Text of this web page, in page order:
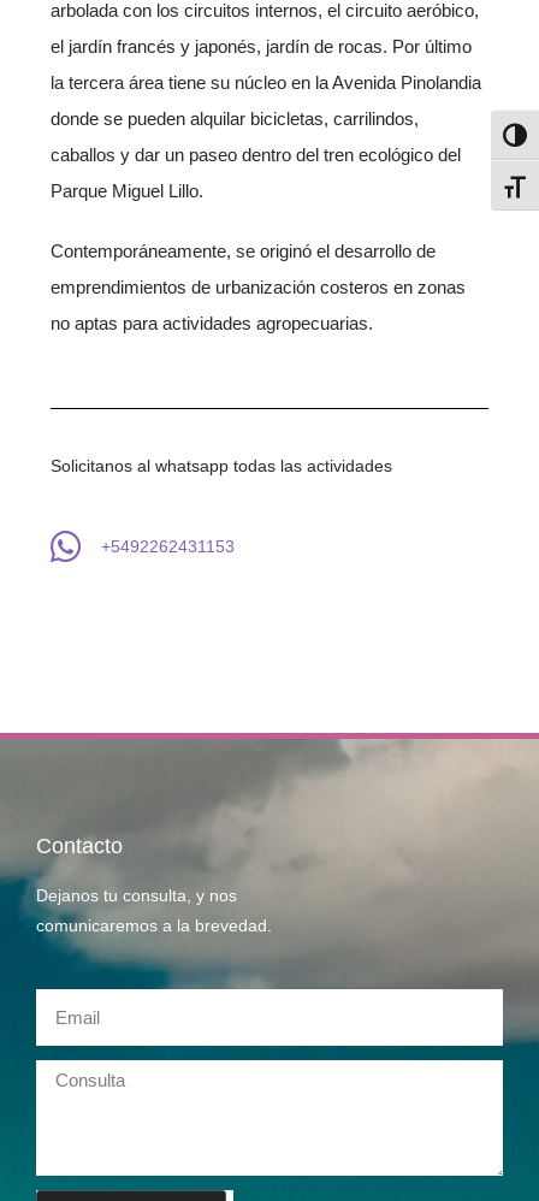
arbolada con los circuitos internos, el circuito aeróbico,
el jardín francés y japonés, jardín de rocas. Por último
la tercera área tiene su núcleo en la Avenida Pinolandia
donde se pueden alquilar bicicletas, carrilindos,
caballos y dar un paseo dentro del tren ecológico del
Parque Miguel Lillo.
Contemporáneamente, se originó el desarrollo de
emprendimientos de urbanización costeros en zonas
no aptas para actividades agropecuarias.
Solicitanos al whatsapp todas las actividades
+5492262431153
Contacto
Dejanos tu consulta, y nos
comunicaremos a la brevedad.